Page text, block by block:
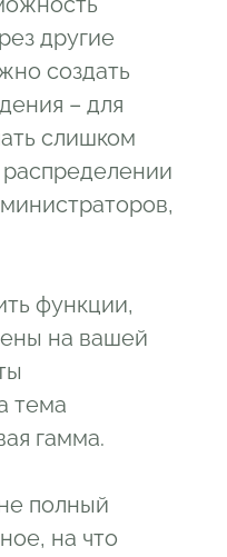
другие
создать
– для
слишком
функции,
на вашей
тема
гамма.
полный
на что